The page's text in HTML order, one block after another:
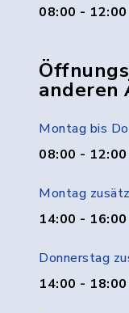
08:00 - 12:00
anderen
Montag bis
08:00 - 12:00
Montag
14:00 - 16:00
Donnerstag
14:00 - 18:00